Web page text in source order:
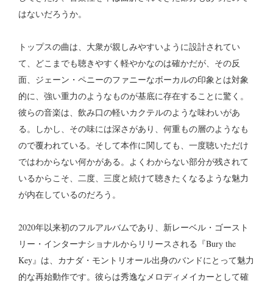
はないだろうか。
トップスの曲は、大衆が親しみやすいように設計されてい
て、どこまでも聴きやすく軽やかなのは確かだが、その反
面、ジェーン・ペニーのファニーなボーカルの印象とは対象
的に、強い重力のようなものが基底に存在することに驚く。
彼らの音楽は、飲み口の軽いカクテルのような味わいがあ
る。しかし、その味には深さがあり、何重もの層のようなも
ので覆われている。そして本作に関しても、一度聴いただけ
ではわからない何かがある。よくわからない部分が残されて
いるからこそ、二度、三度と続けて聴きたくなるような魅力
が内在しているのだろう。
2020年以来初のフルアルバムであり、新レーベル・ゴースト
リー・インターナショナルからリリースされる『Bury the
Key』は、カナダ・モントリオール出身のバンドにとって魅力
的な再始動作です。彼らは秀逸なメロディメイカーとして確